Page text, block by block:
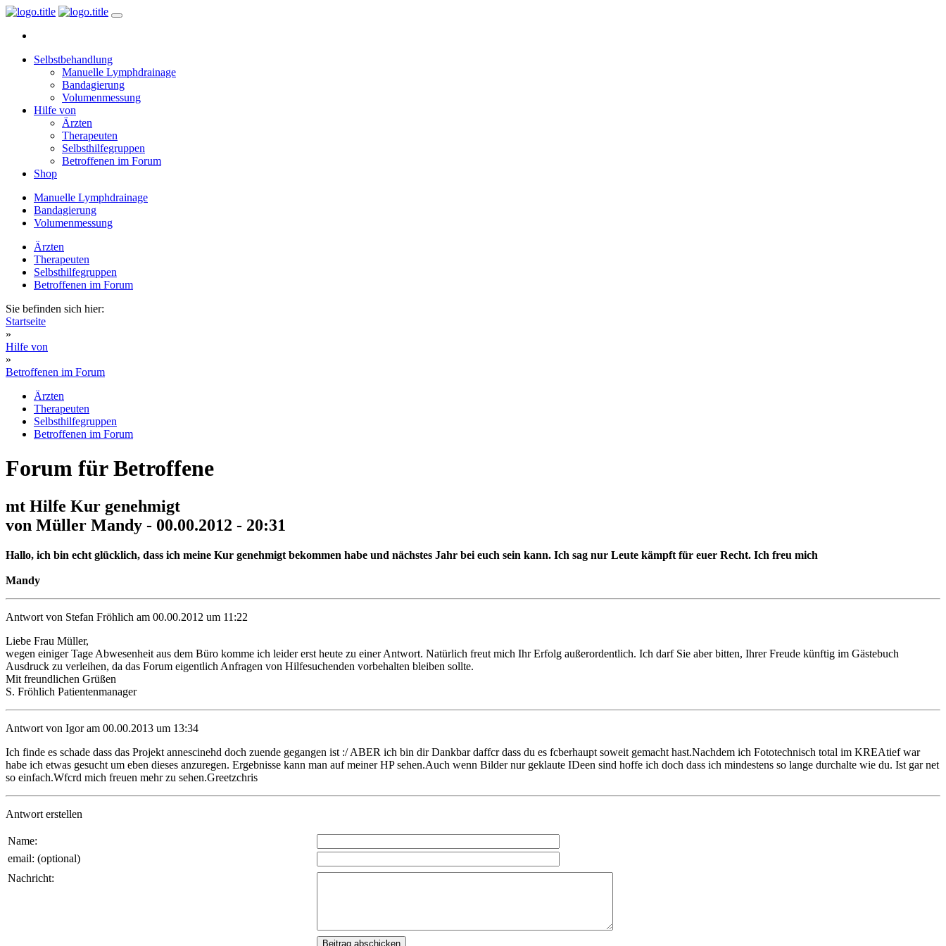
Selbstbehandlung
Manuelle Lymphdrainage
Bandagierung
Volumenmessung
Hilfe von
Ärzten
Therapeuten
Selbsthilfegruppen
Betroffenen im Forum
Shop
Manuelle Lymphdrainage
Bandagierung
Volumenmessung
Ärzten
Therapeuten
Selbsthilfegruppen
Betroffenen im Forum
Sie befinden sich hier:
Startseite
»
Hilfe von
»
Betroffenen im Forum
Ärzten
Therapeuten
Selbsthilfegruppen
Betroffenen im Forum
Forum für Betroffene
mt Hilfe Kur genehmigt
von Müller Mandy - 00.00.2012 - 20:31
Hallo, ich bin echt glücklich, dass ich meine Kur genehmigt bekommen habe und nächstes Jahr bei euch sein kann. Ich sag nur Leute kämpft für euer Recht. Ich freu mich
Mandy
Antwort von Stefan Fröhlich am 00.00.2012 um 11:22
Liebe Frau Müller,
wegen einiger Tage Abwesenheit aus dem Büro komme ich leider erst heute zu einer Antwort. Natürlich freut mich Ihr Erfolg außerordentlich. Ich darf Sie aber bitten, Ihrer Freude künftig im Gästebuch
Ausdruck zu verleihen, da das Forum eigentlich Anfragen von Hilfesuchenden vorbehalten bleiben sollte.
Mit freundlichen Grüßen
S. Fröhlich Patientenmanager
Antwort von Igor am 00.00.2013 um 13:34
Ich finde es schade dass das Projekt annescinehd doch zuende gegangen ist :/ ABER ich bin dir Dankbar daffcr dass du es fcberhaupt soweit gemacht hast.Nachdem ich Fototechnisch total im KREAtief war
habe ich etwas gesucht um eben dieses anzuregen. Ergebnisse kann man auf meiner HP sehen.Auch wenn Bilder nur geklaute IDeen sind hoffe ich doch dass ich mindestens so lange durchalte wie du. Ist gar net
so einfach.Wfcrd mich freuen mehr zu sehen.Greetzchris
Antwort erstellen
Name:
email: (optional)
Nachricht: